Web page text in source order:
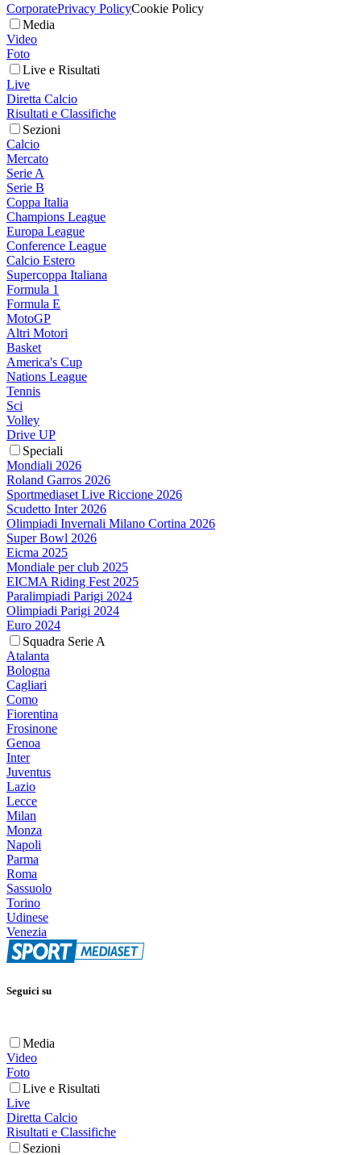
CorporatePrivacy PolicyCookie Policy
Media
Video
Foto
Live e Risultati
Live
Diretta Calcio
Risultati e Classifiche
Sezioni
Calcio
Mercato
Serie A
Serie B
Coppa Italia
Champions League
Europa League
Conference League
Calcio Estero
Supercoppa Italiana
Formula 1
Formula E
MotoGP
Altri Motori
Basket
America's Cup
Nations League
Tennis
Sci
Volley
Drive UP
Speciali
Mondiali 2026
Roland Garros 2026
Sportmediaset Live Riccione 2026
Scudetto Inter 2026
Olimpiadi Invernali Milano Cortina 2026
Super Bowl 2026
Eicma 2025
Mondiale per club 2025
EICMA Riding Fest 2025
Paralimpiadi Parigi 2024
Olimpiadi Parigi 2024
Euro 2024
Squadra Serie A
Atalanta
Bologna
Cagliari
Como
Fiorentina
Frosinone
Genoa
Inter
Juventus
Lazio
Lecce
Milan
Monza
Napoli
Parma
Roma
Sassuolo
Torino
Udinese
Venezia
Seguici su
Media
Video
Foto
Live e Risultati
Live
Diretta Calcio
Risultati e Classifiche
Sezioni